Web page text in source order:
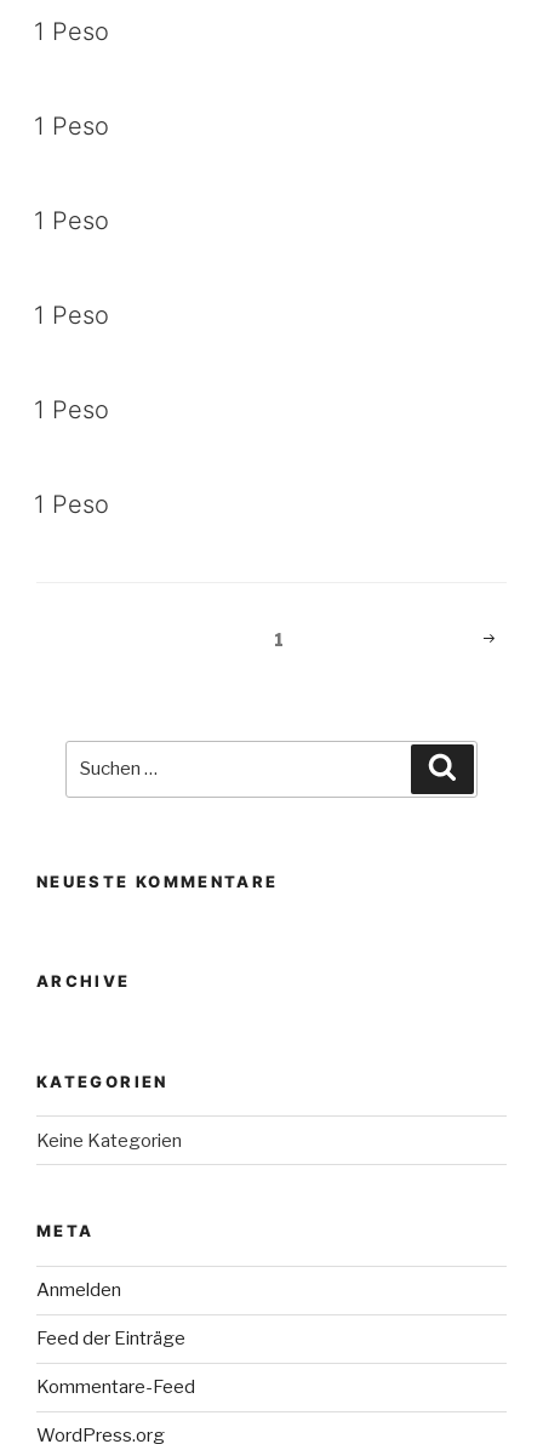
1 Peso
1 Peso
1 Peso
1 Peso
1 Peso
1 Peso
1
NEUESTE KOMMENTARE
ARCHIVE
KATEGORIEN
Keine Kategorien
META
Anmelden
Feed der Einträge
Kommentare-Feed
WordPress.org